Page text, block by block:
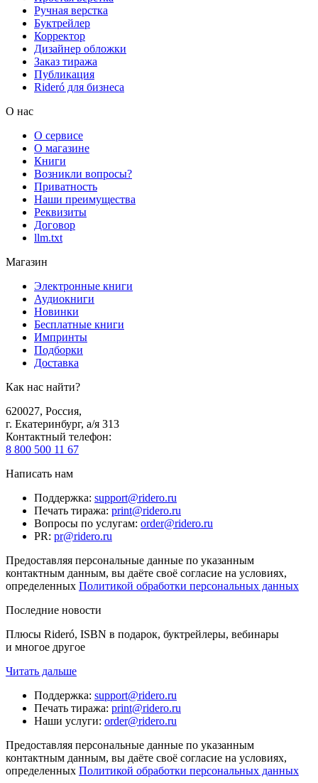
Ручная верстка
Буктрейлер
Корректор
Дизайнер обложки
Заказ тиража
Публикация
Rideró для бизнеса
О нас
О сервисе
О магазине
Книги
Возникли вопросы?
Приватность
Наши преимущества
Реквизиты
Договор
llm.txt
Магазин
Электронные книги
Аудиокниги
Новинки
Бесплатные книги
Импринты
Подборки
Доставка
Как нас найти?
620027, Россия,
г. Екатеринбург, а/я 313
Контактный телефон:
8 800 500 11 67
Написать нам
Поддержка: support@ridero.ru
Печать тиража: print@ridero.ru
Вопросы по услугам: order@ridero.ru
PR: pr@ridero.ru
Предоставляя персональные данные по указанным
контактным данным, вы даёте своё согласие на условиях,
определенных Политикой обработки персональных данных
Последние новости
Плюсы Rideró, ISBN в подарок, буктрейлеры, вебинары
и многое другое
Читать дальше
Поддержка: support@ridero.ru
Печать тиража: print@ridero.ru
Наши услуги: order@ridero.ru
Предоставляя персональные данные по указанным
контактным данным, вы даёте своё согласие на условиях,
определенных Политикой обработки персональных данных